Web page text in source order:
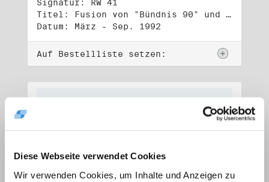
Diese Webseite verwendet Cookies
Wir verwenden Cookies, um Inhalte und Anzeigen zu
Signatur: RW 41
Titel: Fusion von "Bündnis 90" und "Die Grünen" (1)
Datum: März - Sep. 1992
Auf Bestellliste setzen: